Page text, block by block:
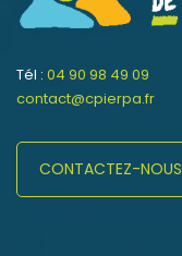
Tél : 04 90 98 49 09
contact@cpierpa.fr
CONTACTEZ-NOUS